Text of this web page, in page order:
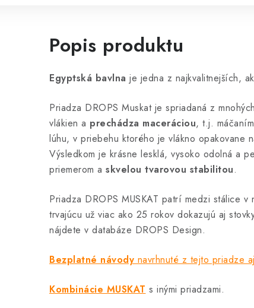
Popis produktu
Egyptská bavlna je jedna z najkvalitnejších,
Priadza DROPS Muskat je spriadaná z
vlákien a prechádza maceráciou, t.j.
lúhu, v priebehu ktorého je vlákno opakovane
Výsledkom je krásne lesklá, vysoko odolná a
priemerom a skvelou tvarovou stabilitou.
Priadza DROPS MUSKAT patrí medzi stálice v
trvajúcu už viac ako 25 rokov dokazujú aj
nájdete v databáze DROPS Design.
Bezplatné návody navrhnuté z tejto priadze
Kombinácie MUSKAT s inými priadzami.